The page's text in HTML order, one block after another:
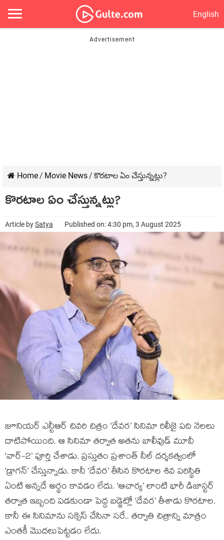
English
Home/ Movie News/ కొరటాల ఏం చేస్తున్నట్లు?
కొరటాల ఏం చేస్తున్నట్లు?
Article bySatya Published on: 4:30 pm, 3 August 2025
జూనియర్ ఎన్టీఆర్ చివరి చిత్రం ‘దేవర’ సినిమా రిలీజై పది నెలలు
దాటిపోయింది. ఆ సినిమా తర్వాత అతను బాలీవుడ్ మూవీ
‘వార్-2’ పూర్తి చేశాడు. ప్రస్తుతం ప్రశాంత్ నీల్ దర్శకత్వంలో
‘డ్రాగన్’ చేస్తున్నాడు. కానీ ‘దేవర’ తీసిన కొరటాల శివ పరిస్థితి
ఏంటి అన్నదే అర్థం కావడం లేదు. ‘ఆచార్య’ లాంటి భారీ డిజాస్టర్
తర్వాత ఇబ్బంది పడకుండా పెద్ద బడ్జెట్లో ‘దేవర’ తీశాడు కొరటాల.
కానీ ఈ సినిమాను సక్సెస్ చేసినా సరే.. తర్వాతి చిత్రాన్ని మాత్రం
ఎంతకీ మొదలుపెట్టడం లేదు.